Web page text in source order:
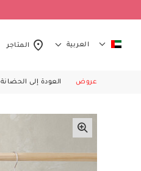
العربية المتاجر
عروض العودة إلى الحضانة